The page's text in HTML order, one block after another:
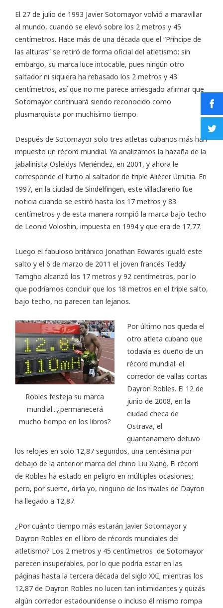
El 27 de julio de 1993 Javier Sotomayor volvió a maravillar
al mundo, cuando se elevó sobre los 2 metros y 45
centímetros. Hace más de una década que el “Príncipe de
las alturas” se retiró de forma oficial del atletismo; sin
embargo, su marca luce intocable, pues ningún otro
saltador ni siquiera ha rebasado los 2 metros y 43
centímetros, así que no me parece arriesgado afirmar que
Sotomayor continuará siendo reconocido como
plusmarquista por muchísimo tiempo.
Después de Sotomayor solo tres atletas cubanos más han
impuesto un récord mundial. Ya analizamos la hazaña de la
jabalinista Osleidys Menéndez, en 2001, y ahora le
corresponde el turno al saltador de triple Aliécer Urrutia. En
1997, en la ciudad de Sindelfingen, este villaclareño fue
noticia cuando se estiró hasta los 17 metros y 83
centímetros y de esta manera rompió la marca bajo techo
de Leonid Voloshin, impuesta en 1994 y que era de 17,77.
Luego el fabuloso británico Jonathan Edwards igualó este
salto y el 6 de marzo de 2011 el joven francés Teddy
Tamgho alcanzó los 17 metros y 92 centímetros, por lo
que podríamos concluir que los 18 metros en el triple salto,
bajo techo, no parecen tan lejanos.
Robles festeja su marca
mundial...¿permanecerá
mucho tiempo en los libros?
Por último nos queda el
otro atleta cubano que
todavía es dueño de un
récord mundial: el
corredor de vallas cortas
Dayron Robles. El 12 de
junio de 2008, en la
ciudad checa de
Ostrava, el
guantanamero detuvo
los relojes en solo 12,87 segundos, una centésima por
debajo de la anterior marca del chino Liu Xiang. El récord
de Robles ha estado en peligro en múltiples ocasiones;
pero, por suerte, diría yo, ninguno de los rivales de Dayron
ha llegado a 12,87.
¿Por cuánto tiempo más estarán Javier Sotomayor y
Dayron Robles en el libro de récords mundiales del
atletismo? Los 2 metros y 45 centímetros de Sotomayor
parecen insuperables, por lo que podría estar en las
páginas hasta la tercera década del siglo XXI; mientras los
12,87 de Dayron Robles no lucen tan intimidantes y quizás
algún corredor estadounidense o incluso él mismo rompa